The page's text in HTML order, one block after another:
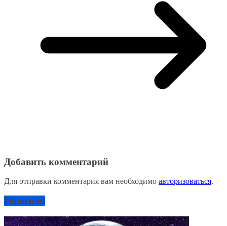
Добавить комментарий
Для отправки комментария вам необходимо авторизоваться.
Гороскоп